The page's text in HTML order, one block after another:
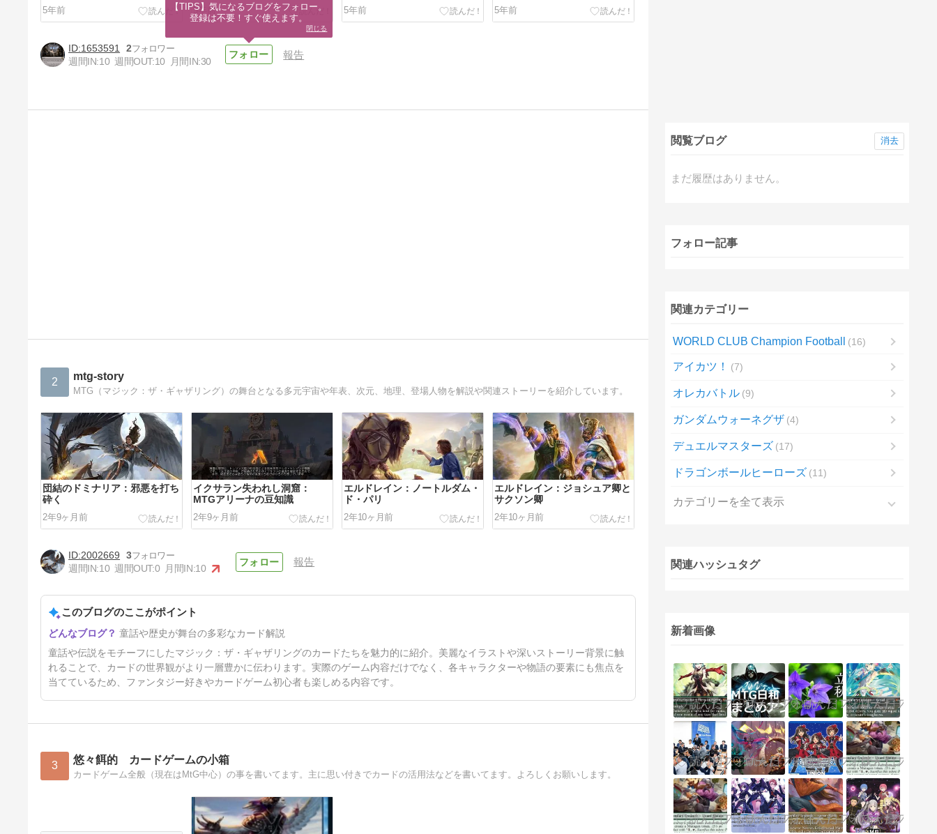
5年前
5年前
5年前 5年前
1653591
2
週間IN:10 週間OUT:10 月間IN:30
報告
2 mtg-story
MTG（マジック：ザ・ギャザリング）の舞台となる多元宇宙や年表、次元、地理、登場人物を解説や関連ストーリーを紹介しています。
団結のドミナリア：邪悪を打ち
砕く
2年9ヶ月前
イクサラン失われし洞窟：
MTGアリーナの豆知識
2年9ヶ月前
エルドレイン：ノートルダム・
ド・パリ
2年10ヶ月前
エルドレイン：ジョシュア卿と
サクソン卿
2年10ヶ月前
エルドレインの森：バニコーン
と僻境の小動物
2年10ヶ月前
2002669
3
週間IN:10 週間OUT:0 月間IN:10
報告
このブログのここがポイント
童話や歴史が舞台の多彩なカード解説
童話や伝説をモチーフにしたマジック：ザ・ギャザリングのカードたちを魅力的に紹介。美麗なイラストや深いストーリー背景に触
れることで、カードの世界観がより一層豊かに伝わります。実際のゲーム内容だけでなく、各キャラクターや物語の要素にも焦点を
当てているため、ファンタジー好きやカードゲーム初心者も楽しめる内容です。
3 悠々餌的 カードゲームの小箱
カードゲーム全般（現在はMtG中心）の事を書いてます。主に思い付きでカードの活用法などを書いてます。よろしくお願いします。
閲覧ブログ
まだ履歴はありません。
消去
フォロー記事
関連カテゴリー
WORLD CLUB Champion Football 16
アイカツ！ 7
オレカバトル 9
ガンダムウォーネグザ 4
デュエルマスターズ 17
ドラゴンボールヒーローズ 11
カテゴリーを全て表示
関連ハッシュタグ
新着画像
【TIPS】気になるブログをフォロー。
登録は不要！すぐ使えます。
閉じる